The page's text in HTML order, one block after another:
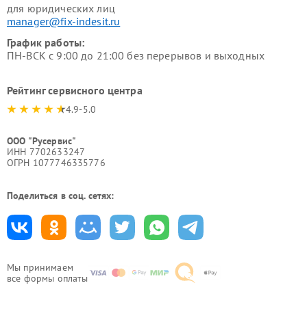
Мы принимаем
все формы оплаты
для юридических лиц
manager@fix-indesit.ru
График работы:
ПН-ВСК с 9:00 до 21:00 без перерывов и выходных
Рейтинг сервисного центра
4.9-5.0
ООО "Русервис"
ИНН 7702633247
ОГРН 1077746335776
Поделиться в соц. сетях: